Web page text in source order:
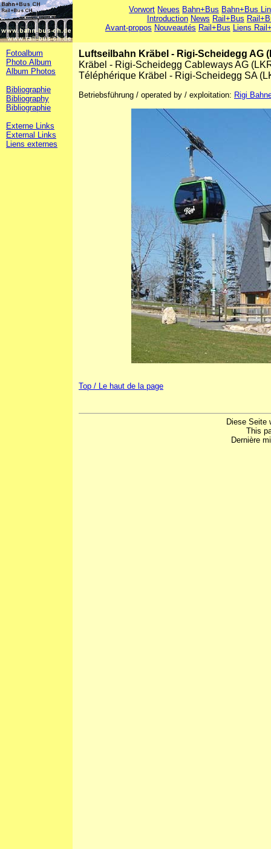
Vorwort Neues Bahn+Bus Bahn+Bus
Introduction News Rail+Bus
Avant-propos Nouveautés Rail+Bus Liens
Fotoalbum
Photo Album
Album Photos
Bibliographie
Bibliography
Bibliographie
Externe Links
External Links
Liens externes
Luftseilbahn Kräbel - Rigi-Scheidegg AG
Kräbel - Rigi-Scheidegg Cableways AG
Téléphérique Kräbel - Rigi-Scheidegg SA
Betriebsführung / operated by / exploitation: Rigi
Top / Le haut de la page
Diese Seite
This
Dernière